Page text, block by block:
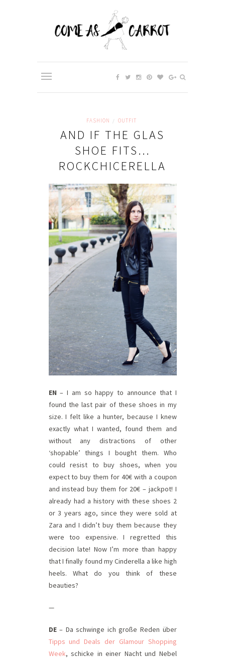
FASHION / OUTFIT
AND IF THE GLAS
SHOE FITS…
ROCKCHICERELLA
EN– I am so happy to announce that I
found the last pair of these shoes in my
size. I felt like a hunter, because I knew
exactly what I wanted, found them and
without any distractions of other
‘shopable’ things I bought them. Who
could resist to buy shoes, when you
expect to buy them for 40€ with a coupon
and instead buy them for 20€ – jackpot! I
already had a history with these shoes 2
or 3 years ago, since they were sold at
Zara and I didn’t buy them because they
were too expensive. I regretted this
decision late! Now I’m more than happy
that I finally found my Cinderella a like high
heels. What do you think of these
beauties?
—
DE– Da schwinge ich große Reden über
Tipps und Deals der Glamour Shopping
Week, schicke in einer Nacht und Nebel